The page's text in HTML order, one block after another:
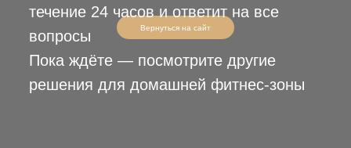
Вернуться на сайт
течение 24 часов и ответит на все
вопросы
Пока ждёте — посмотрите другие
решения для домашней фитнес-зоны